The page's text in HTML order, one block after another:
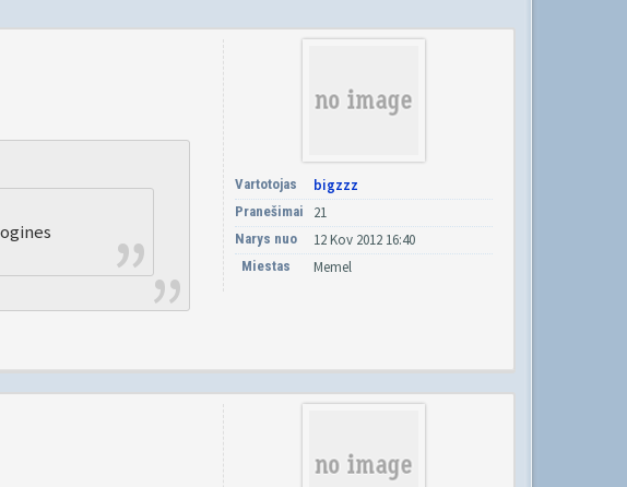
Vartotojas bigzzz
Pranešimai 21
Narys nuo 12 Kov 2012 16:40
Miestas Memel